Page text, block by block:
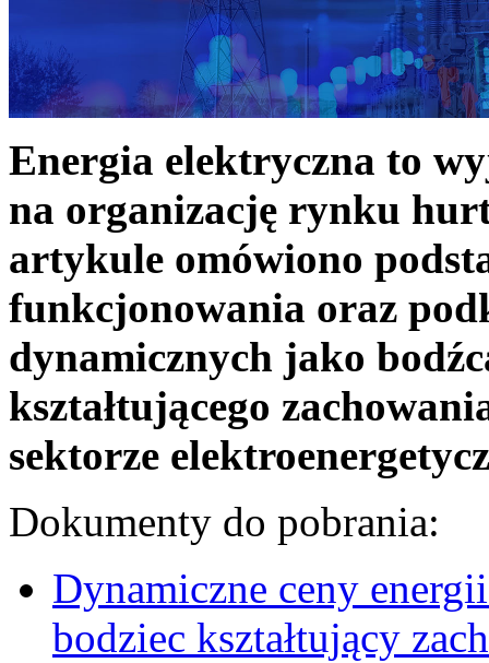
Energia elektryczna to
na organizację rynku
artykule omówiono
funkcjonowania oraz
dynamicznych jako
kształtującego
sektorze
Dokumenty do pobrania:
Dynamiczne ceny
bodziec kształtujący